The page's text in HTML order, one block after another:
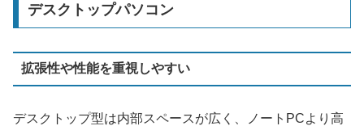
デスクトップパソコン
拡張性や性能を重視しやすい
デスクトップ型は内部スペースが広く、ノートPCより高